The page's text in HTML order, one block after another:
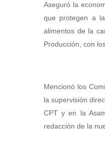
Aseguró la
que protegen a
alimentos de la
Producción, con
Mencionó los
la supervisión
CPT y en la
redacción de la